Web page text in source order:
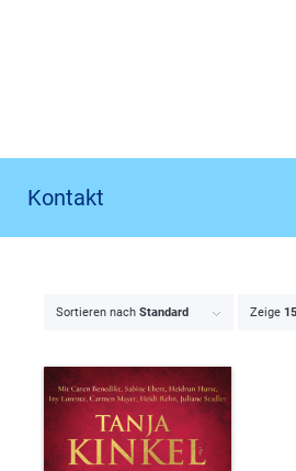
Kontakt
Sortieren nach Standard Zeige